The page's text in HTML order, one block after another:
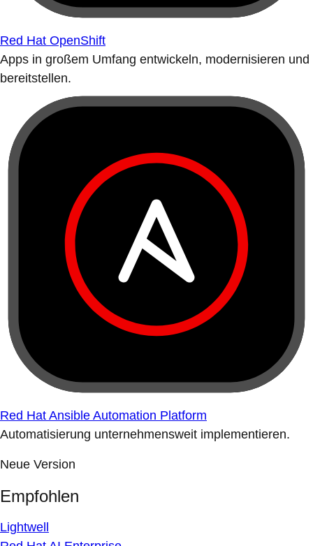
Red Hat OpenShift
Apps in großem Umfang entwickeln, modernisieren und
bereitstellen.
Red Hat Ansible Automation Platform
Automatisierung unternehmensweit implementieren.
Neue Version
Empfohlen
Lightwell